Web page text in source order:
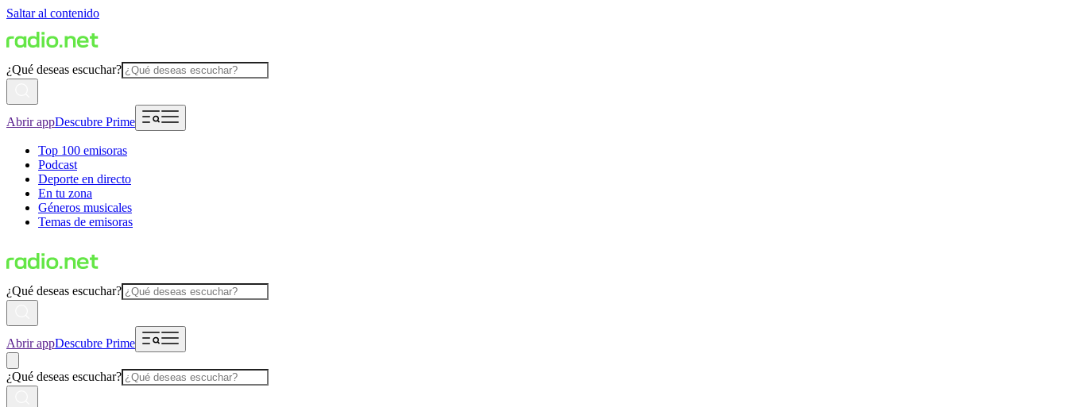
Saltar al contenido
¿Qué deseas escuchar?
Abrir appDescubre Prime
Top 100 emisoras
Podcast
Deporte en directo
En tu zona
Géneros musicales
Temas de emisoras
¿Qué deseas escuchar?
Abrir appDescubre Prime
¿Qué deseas escuchar?